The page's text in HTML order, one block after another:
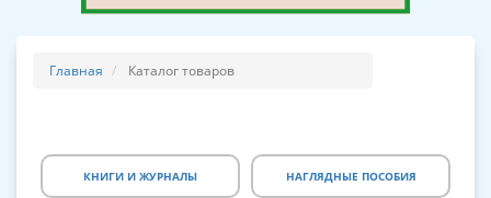
Главная Каталог товаров
КНИГИ И ЖУРНАЛЫ НАГЛЯДНЫЕ ПОСОБИЯ